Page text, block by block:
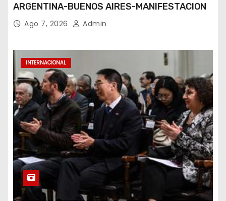
ARGENTINA-BUENOS AIRES-MANIFESTACION
Ago 7, 2026 Admin
INTERNACIONAL